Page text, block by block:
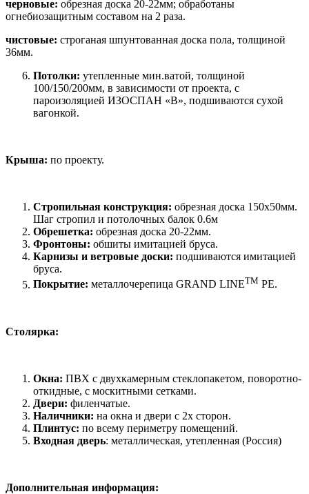
черновые: обрезная доска 20-22мм; обработаны
огнебиозащитным составом на 2 раза.
чистовые: строганая шпунтованная доска пола, толщиной
36мм.
Потолки: утепленные мин.ватой, толщиной
100/150/200мм, в зависимости от проекта, с
пароизоляцией ИЗОСПАН «В», подшиваются сухой
вагонкой.
Крыша: по проекту.
Стропильная конструкция: обрезная доска 150х50мм.
Шаг стропил и потолочных балок 0.6м
Обрешетка: обрезная доска 20-22мм.
Фронтоны: обшиты имитацией бруса.
Карнизы и ветровые доски: подшиваются имитацией
бруса.
Покрытие: металлочерепица GRAND LINETM PE.
Столярка:
Окна: ПВХ с двухкамерным стеклопакетом, поворотно-
откидные, с москитными сетками.
Двери: филенчатые.
Наличники: на окна и двери с 2х сторон.
Плинтус: по всему периметру помещений.
Входная дверь: металлическая, утепленная (Россия)
Дополнительная информация: